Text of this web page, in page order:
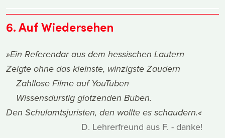
6. Auf Wiedersehen
»Ein Referendar aus dem hessischen Lautern
Zeigte ohne das kleinste, winzigste Zaudern
Zahllose Filme auf YouTuben
Wissensdurstig glotzenden Buben.
Den Schulamtsjuristen, den wollte es schaudern.«
D. Lehrerfreund aus F. - danke!